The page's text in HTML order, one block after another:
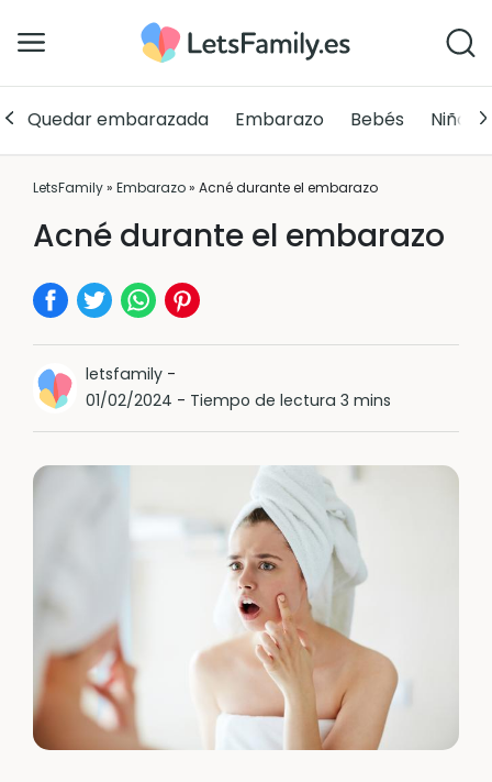
Quedar embarazada Embarazo Bebés Niños
LetsFamily» Embarazo» Acné durante el embarazo
Acné durante el embarazo
letsfamily -
01/02/2024 - Tiempo de lectura 3 mins